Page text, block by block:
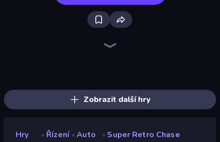
Zobrazit další hry
Hry » Řízení » Auto » Super Retro Chase